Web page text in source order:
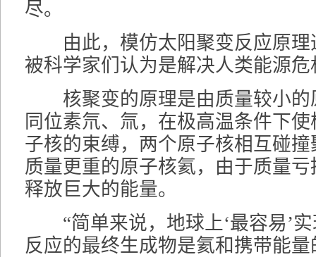
尽。
由此，模仿太阳聚变反应原理
被科学家们认为是解决人类能源
核聚变的原理是由质量较小
同位素氘、氚，在极高温条件下
子核的束缚，两个原子核相互碰
质量更重的原子核氦，由于质量
释放巨大的能量。
“简单来说，地球上‘最容易’实
反应的最终生成物是氦和携带能